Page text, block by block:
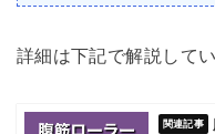
詳細は下記で解説してい